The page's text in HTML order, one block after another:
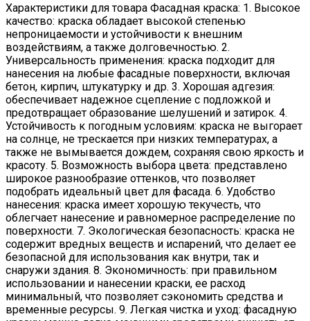
Характеристики для товара Фасадная краска: 1. Высокое
качество: краска обладает высокой степенью
непроницаемости и устойчивости к внешним
воздействиям, а также долговечностью. 2.
Универсальность применения: краска подходит для
нанесения на любые фасадные поверхности, включая
бетон, кирпич, штукатурку и др. 3. Хорошая адгезия:
обеспечивает надежное сцепление с подложкой и
предотвращает образование шелушений и затирок. 4.
Устойчивость к погодным условиям: краска не выгорает
на солнце, не трескается при низких температурах, а
также не вымывается дождем, сохраняя свою яркость и
красоту. 5. Возможность выбора цвета: представлено
широкое разнообразие оттенков, что позволяет
подобрать идеальный цвет для фасада. 6. Удобство
нанесения: краска имеет хорошую текучесть, что
облегчает нанесение и равномерное распределение по
поверхности. 7. Экологическая безопасность: краска не
содержит вредных веществ и испарений, что делает ее
безопасной для использования как внутри, так и
снаружи здания. 8. Экономичность: при правильном
использовании и нанесении краски, ее расход
минимальный, что позволяет сэкономить средства и
временные ресурсы. 9. Легкая чистка и уход: фасадную